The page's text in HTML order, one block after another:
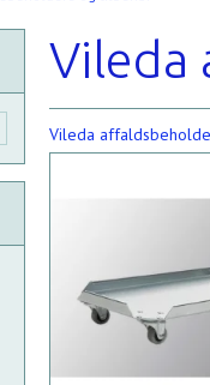
Vileda
Vileda